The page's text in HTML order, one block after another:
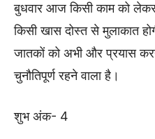
बुधवार आज किसी काम को लेकर
किसी खास दोस्त से मुलाकात
जातकों को अभी और प्रयास
चुनौतिपूर्ण रहने वाला है।
शुभ अंक- 4